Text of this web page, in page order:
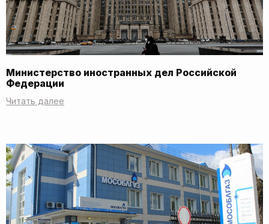
Министерство иностранных дел Российской
Федерации
Читать далее